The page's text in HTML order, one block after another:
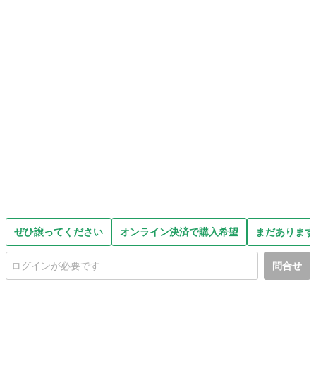
ぜひ譲ってください オンライン決済で購入希望 まだありま
問合せ